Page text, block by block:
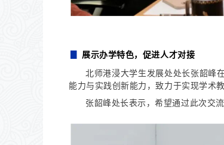
展示办学特色，促进人才对接
北师港浸大学生发展处处长张韶峰
能力与实践创新能力，致力于实现学术
张韶峰处长表示，希望通过此次交